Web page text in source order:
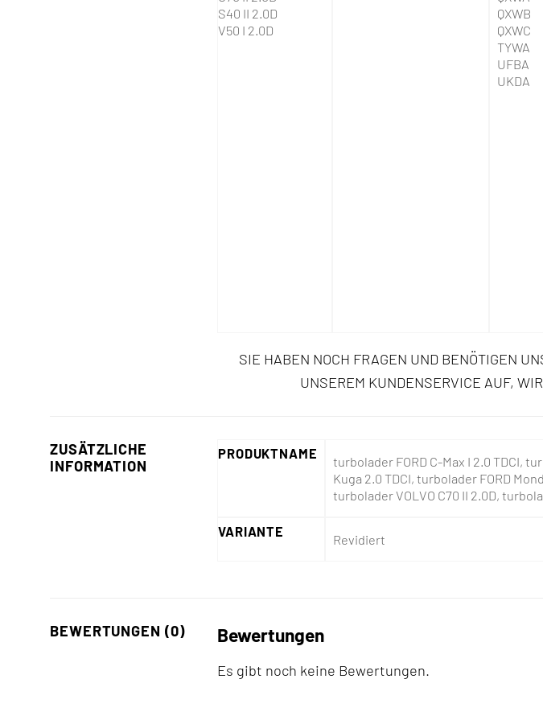
S40 II 2.0D
V50 I 2.0D
QXWB
QXWC
TYWA
UFBA
UKDA
SIE HABEN NOCH FRAGEN UND BENÖTIGEN
UNSEREM KUNDENSERVICE AUF,
ZUSÄTZLICHE
INFORMATION
PRODUKTNAME
turbolader FORD C-Max I 2.0 TDCI,
Kuga 2.0 TDCI, turbolader FORD
turbolader VOLVO C70 II 2.0D,
VARIANTE
Revidiert
BEWERTUNGEN (0) Bewertungen
Es gibt noch keine Bewertungen.